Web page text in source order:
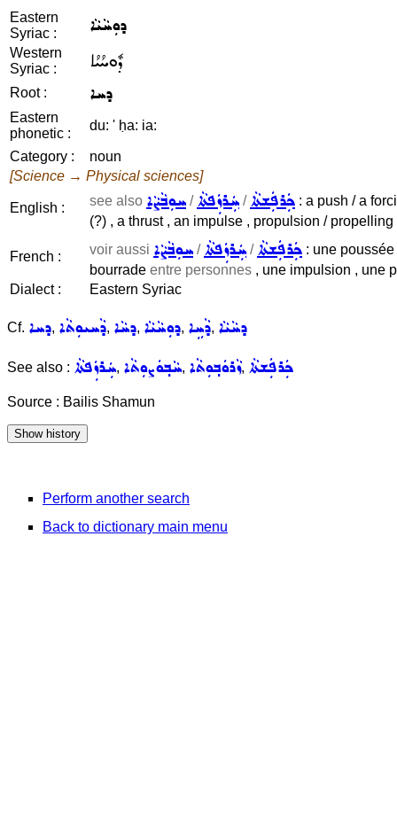
Eastern
Syriac :
ܕܘܼܚܵܝܵܐ
Western
Syriac :
ܕܽܘܚܳܝܳܐ
Root : ܕܚܐ
Eastern
phonetic :
du: ' ḥa: ia:
Category :
noun
[Science → Physical sciences]
English : see also ܚܘܼܒܵܨܵܐ /ܚܲܪܙܲܦܬܵܐ /ܟܲܪܦܲܫܬܵܐ : a push / a
(?) , a thrust , an impulse , propulsion / propelling
French : voir aussi ܚܘܼܒܵܨܵܐ /ܚܲܪܙܲܦܬܵܐ /ܟܲܪܦܲܫܬܵܐ : une
bourrade entre personnes , une impulsion , une
Dialect :
Eastern Syriac
Cf. ܕܚܐ, ܕܵܚܝܘܼܬܵܐ, ܕܚܵܐ, ܕܘܼܚܵܝܵܐ, ܕܵܚܹܐ, ܕܚܵܝܵܐ
See also : ܚܲܪܙܲܦܬܵܐ, ܚܵܒ݂ܘܿܨܘܼܬܵܐ, ܙܵܪܘܿܒ݂ܘܼܬܵܐ, ܟܲܪܦܲܫܬܵܐ
Source : Bailis Shamun
Perform another search
Back to dictionary main menu